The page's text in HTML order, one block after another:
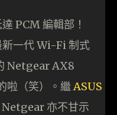
PCM 編輯部！
新一代 Wi-Fi 制式
Netgear AX8
啦（笑）。繼ASUS
亦不甘示